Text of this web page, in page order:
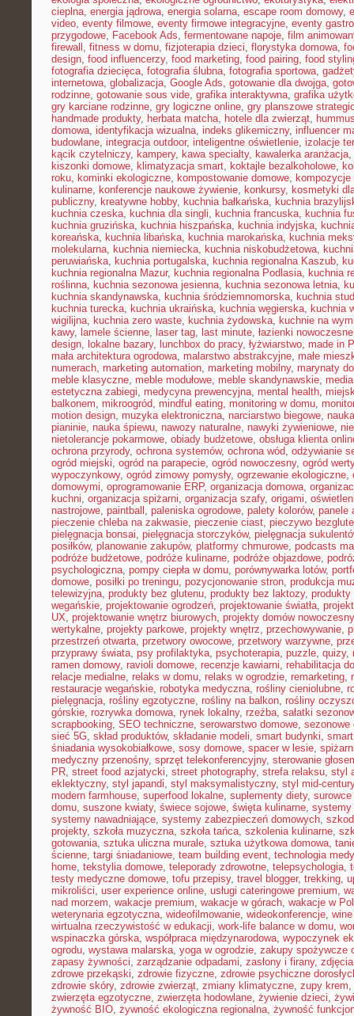
cieplna, energia jądrowa, energia solarna, escape room domowy,
video, eventy filmowe, eventy firmowe integracyjne, eventy
przygodowe, Facebook Ads, fermentowane napoje, film
firewall , fitness w domu, fizjoterapia dzieci, florystyka domowa,
design, food influencerzy, food marketing, food pairing, food
fotografia dziecięca, fotografia ślubna, fotografia sportowa,
internetowa, globalizacja, Google Ads, gotowanie dla dwojga,
rodzinne, gotowanie sous vide, grafika interaktywna, grafika
gry karciane rodzinne, gry logiczne online, gry planszowe
handmade produkty, herbata matcha, hotele dla zwierząt,
domowa, identyfikacja wizualna, indeks glikemiczny, influencer
budowlane, integracja outdoor, inteligentne oświetlenie, izolacje
kącik czytelniczy, kampery, kawa specialty, kawalerka aranżacja,
kiszonki domowe, klimatyzacja smart, koktajle bezalkoholowe,
roku, kominki ekologiczne, kompostowanie domowe, kompozycje
kulinarne, konferencje naukowe żywienie, konkursy, kosmetyki
publiczny, kreatywne hobby, kuchnia bałkańska, kuchnia
kuchnia czeska, kuchnia dla singli, kuchnia francuska, kuchnia
kuchnia gruzińska, kuchnia hiszpańska, kuchnia indyjska,
koreańska, kuchnia libańska, kuchnia marokańska, kuchnia
molekularna, kuchnia niemiecka, kuchnia niskobudżetowa,
peruwiańska, kuchnia portugalska, kuchnia regionalna Kaszub,
kuchnia regionalna Mazur, kuchnia regionalna Podlasia, kuchnia
roślinna, kuchnia sezonowa jesienna, kuchnia sezonowa letnia,
kuchnia skandynawska, kuchnia śródziemnomorska, kuchnia
kuchnia turecka, kuchnia ukraińska, kuchnia węgierska, kuchnia
wigilijna, kuchnia zero waste, kuchnia żydowska, kuchnie na
kawy, lamele ścienne, laser tag, last minute, łazienki nowoczesne
design, lokalne bazary, lunchbox do pracy, łyżwiarstwo, made in
mała architektura ogrodowa, malarstwo abstrakcyjne, małe
numerach, marketing automation, marketing mobilny, marynaty
meble klasyczne, meble modułowe, meble skandynawskie,
estetyczna zabiegi, medycyna prewencyjna, mental health,
balkonem, mikroogród, mindful eating, monitoring w domu,
motion design, muzyka elektroniczna, narciarstwo biegowe,
pianinie, nauka śpiewu, nawozy naturalne, nawyki żywieniowe,
nietolerancje pokarmowe, obiady budżetowe, obsługa klienta
ochrona przyrody, ochrona systemów, ochrona wód, odżywianie
ogród miejski, ogród na parapecie, ogród nowoczesny, ogród
wypoczynkowy, ogród zimowy pomysły, ogrzewanie ekologiczne,
domowymi, oprogramowanie ERP, organizacja domowa,
kuchni, organizacja spiżarni, organizacja szafy, origami,
nastrojowe, paintball , paleniska ogrodowe, palety kolorów, panele
pieczenie chleba na zakwasie, pieczenie ciast, pieczywo
pielęgnacja bonsai, pielęgnacja storczyków, pielęgnacja
posiłków, planowanie zakupów, platformy chmurowe, podcasts
podróże budżetowe, podróże kulinarne, podróże objazdowe,
psychologiczna, pompy ciepła w domu, porównywarka lotów,
domowe, posiłki po treningu, pozycjonowanie stron, produkcja
telewizyjna, produkty bez glutenu, produkty bez laktozy, produkty
wegańskie, projektowanie ogrodzeń, projektowanie światła,
UX, projektowanie wnętrz biurowych, projekty domów
wertykalne, projekty parkowe, projekty wnętrz, przechowywanie,
przestrzeń otwarta, przetwory owocowe, przetwory warzywne,
przyprawy świata, psy profilaktyka, psychoterapia, puzzle, quizy,
ramen domowy, ravioli domowe, recenzje kawiarni, rehabilitacja
relacje medialne, relaks w domu, relaks w ogrodzie, remarketing,
restauracje wegańskie, robotyka medyczna, rośliny cieniolubne,
pielęgnacja, rośliny egzotyczne, rośliny na balkon, rośliny
górskie, rozrywka domowa, rynek lokalny, rzeźba, sałatki
scrapbooking, SEO techniczne, serowarstwo domowe, sezonowe
sieć 5G, skład produktów, składanie modeli, smart budynki,
śniadania wysokobiałkowe, sosy domowe, spacer w lesie,
medyczny przenośny, sprzęt telekonferencyjny, sterowanie
PR, street food azjatycki, street photography, strefa relaksu, styl
eklektyczny, styl japandi, styl maksymalistyczny, styl mid-century
modern farmhouse, superfood lokalne, suplementy diety,
domu, suszone kwiaty, świece sojowe, święta kulinarne, systemy
systemy nawadniające, systemy zabezpieczeń domowych,
projekty, szkoła muzyczna, szkoła tańca, szkolenia kulinarne,
gotowania, sztuka uliczna murale, sztuka użytkowa domowa,
ścienne, targi śniadaniowe, team building event, technologia
home, tekstylia domowe, teleporady zdrowotne, telepsychologia,
testy medyczne domowe, tofu przepisy, travel blogger, trekking,
mikroliści, user experience online, usługi cateringowe premium,
nad morzem, wakacje premium, wakacje w górach, wakacje w
weterynaria egzotyczna, wideofilmowanie, wideokonferencje,
wirtualna rzeczywistość w edukacji, work-life balance w domu,
wspinaczka górska, współpraca międzynarodowa, wypoczynek
ogrodu, wystawa malarska, yoga w ogrodzie, zakupy spożywcze
zapasy żywności, zarządzanie odpadami, zasłony i firany,
zdrowe przekąski, zdrowie fizyczne, zdrowie psychiczne
zdrowie skóry, zdrowie zwierząt, zmiany klimatyczne, zupy krem,
zwierzęta egzotyczne, zwierzęta hodowlane, żywienie dzieci,
żywność BIO, żywność ekologiczna regionalna, żywność